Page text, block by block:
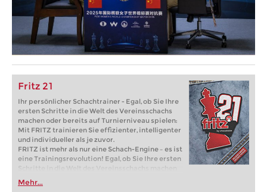
Fritz 21
Ihr persönlicher Schachtrainer - Egal, ob Sie Ihre
ersten Schritte in die Welt des Vereinsschachs
machen oder bereits auf Turnierniveau spielen:
Mit FRITZ trainieren Sie effizienter, intelligenter
und individueller als je zuvor.
FRITZ ist mehr als nur eine Schach-Engine – es ist
eine Trainingsrevolution! Egal, ob Sie Ihre ersten
Schritte in die Welt des Vereinsschachs machen
oder bereits auf Turnierniveau spielen: Mit
FRITZ trainieren Sie effizienter, intelligenter und
Mehr...